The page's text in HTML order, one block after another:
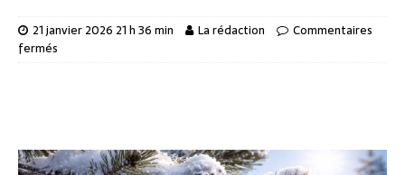
21 janvier 2026 21 h 36 min La rédaction
Commentaires
fermés